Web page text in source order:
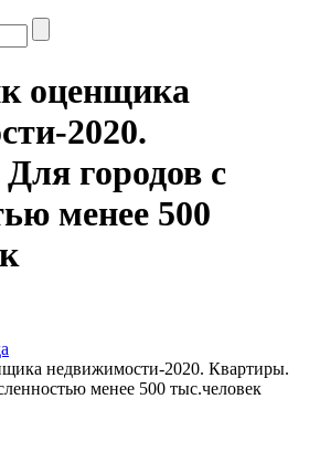
оценщика
2020.
городов с
менее 500
недвижимости-2020. Квартиры.
менее 500 тыс.человек